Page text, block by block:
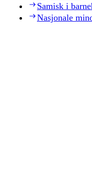
Samisk i
Nasjonale